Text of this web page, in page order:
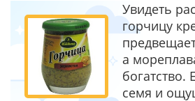
Увидеть
горчицу
а
богатство.
семя и